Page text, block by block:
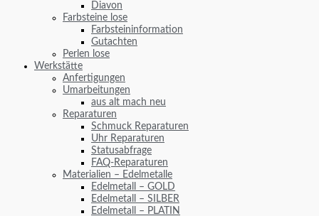
Diavon
Farbsteine lose
Farbsteininformation
Gutachten
Perlen lose
Werkstätte
Anfertigungen
Umarbeitungen
aus alt mach neu
Reparaturen
Schmuck Reparaturen
Uhr Reparaturen
Statusabfrage
FAQ-Reparaturen
Materialien – Edelmetalle
Edelmetall – GOLD
Edelmetall – SILBER
Edelmetall – PLATIN